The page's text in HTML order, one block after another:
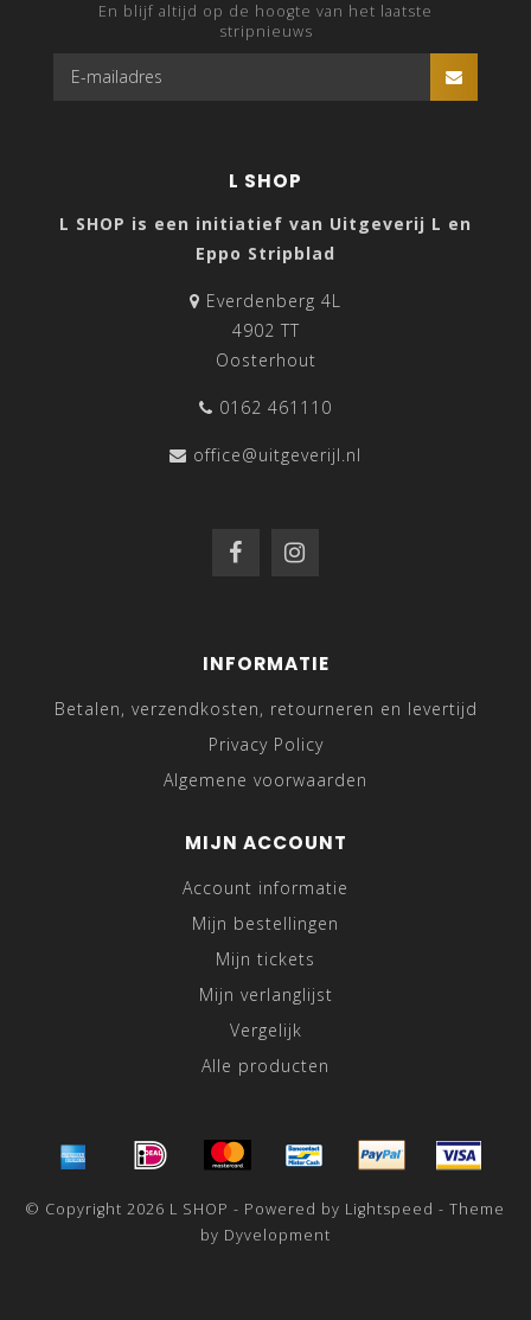
En blijf altijd op de hoogte van het laatste
stripnieuws
L SHOP
L SHOP is een initiatief van Uitgeverij L en
Eppo Stripblad
Everdenberg 4L
4902 TT
Oosterhout
0162 461110
office@uitgeverijl.nl
INFORMATIE
Betalen, verzendkosten, retourneren en levertijd
Privacy Policy
Algemene voorwaarden
MIJN ACCOUNT
Account informatie
Mijn bestellingen
Mijn tickets
Mijn verlanglijst
Vergelijk
Alle producten
© Copyright 2026 L SHOP - Powered by Lightspeed - Theme
by Dyvelopment